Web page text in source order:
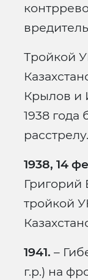
Тройкой
Крылов и
1938
расстрелу.
1938, 14
Григорий
тройкой
1941. –
г.р.) на